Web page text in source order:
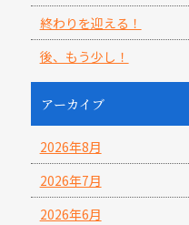
終わりを迎える！
後、もう少し！
アーカイブ
2026年8月
2026年7月
2026年6月